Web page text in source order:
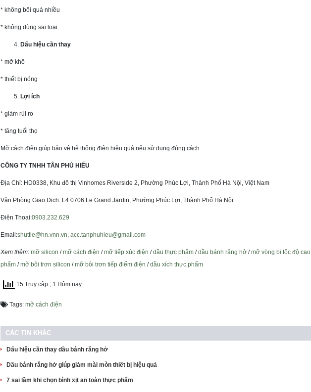
* không bôi quá nhiều
* không dùng sai loại
Dấu hiệu cần thay
* mỡ khô
* thiết bị nóng
Lợi ích
* giảm rủi ro
* tăng tuổi thọ
Mỡ cách điện giúp bảo vệ hệ thống điện hiệu quả nếu sử dụng đúng cách.
CÔNG TY TNHH TÂN PHÚ HIẾU
Địa Chỉ: HD0338, Khu đô thị Vinhomes Riverside 2, Phường Phúc Lợi, Thành Phố Hà Nội, Việt Nam
Văn Phòng Giao Dịch: L4 0706 Le Grand Jardin, Phường Phúc Lợi, Thành Phố Hà Nội
Điện Thoại:0903.232.629
Email:shuttle@hn.vnn.vn, acc.tanphuhieu@gmail.com
Xem thêm: mỡ silicon /mỡ cách điện /mỡ tiếp xúc điện /dầu thực phẩm /dầu bánh răng hở /mỡ vòng bi tốc độ cao
phẩm /mỡ bôi trơn silicon /mỡ bôi trơn tiếp điểm điện /dầu xích thực phẩm
15 Truy cập , 1 Hôm nay
Tags: mỡ cách điện
CÁC TIN KHÁC
Dấu hiệu cần thay dầu bánh răng hở
Dầu bánh răng hở giúp giảm mài mòn thiết bị hiệu quả
7 sai lầm khi chọn bình xịt an toàn thực phẩm